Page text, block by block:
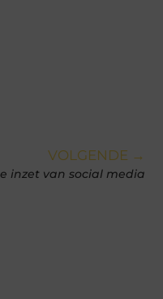
VOLGENDE →
inzet van social media